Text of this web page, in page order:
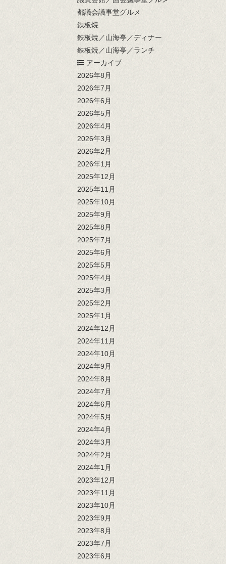
都議会議事堂グルメ
鉄板焼
鉄板焼／山海亭／ディナー
鉄板焼／山海亭／ランチ
アーカイブ
2026年8月
2026年7月
2026年6月
2026年5月
2026年4月
2026年3月
2026年2月
2026年1月
2025年12月
2025年11月
2025年10月
2025年9月
2025年8月
2025年7月
2025年6月
2025年5月
2025年4月
2025年3月
2025年2月
2025年1月
2024年12月
2024年11月
2024年10月
2024年9月
2024年8月
2024年7月
2024年6月
2024年5月
2024年4月
2024年3月
2024年2月
2024年1月
2023年12月
2023年11月
2023年10月
2023年9月
2023年8月
2023年7月
2023年6月